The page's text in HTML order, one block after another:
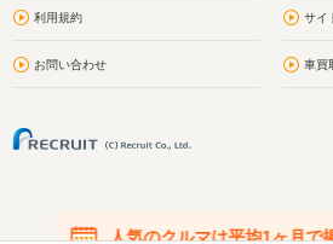
利用規約 サイ
お問い合わせ 車買
人気のクルマは平均1ヶ月で